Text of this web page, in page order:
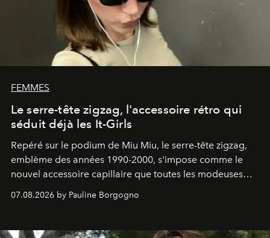
FEMMES
Le serre-tête zigzag, l'accessoire rétro qui
séduit déjà les It-Girls
Repéré sur le podium de Miu Miu, le serre-tête zigzag,
emblème des années 1990-2000, s'impose comme le
nouvel accessoire capillaire que toutes les modeuses
s'arrachent déjà.
07.08.2026 by Pauline Borgogno